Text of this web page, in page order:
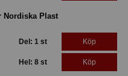
Nordiska Plast
Del: 1 st Köp
Hel: 8 st Köp